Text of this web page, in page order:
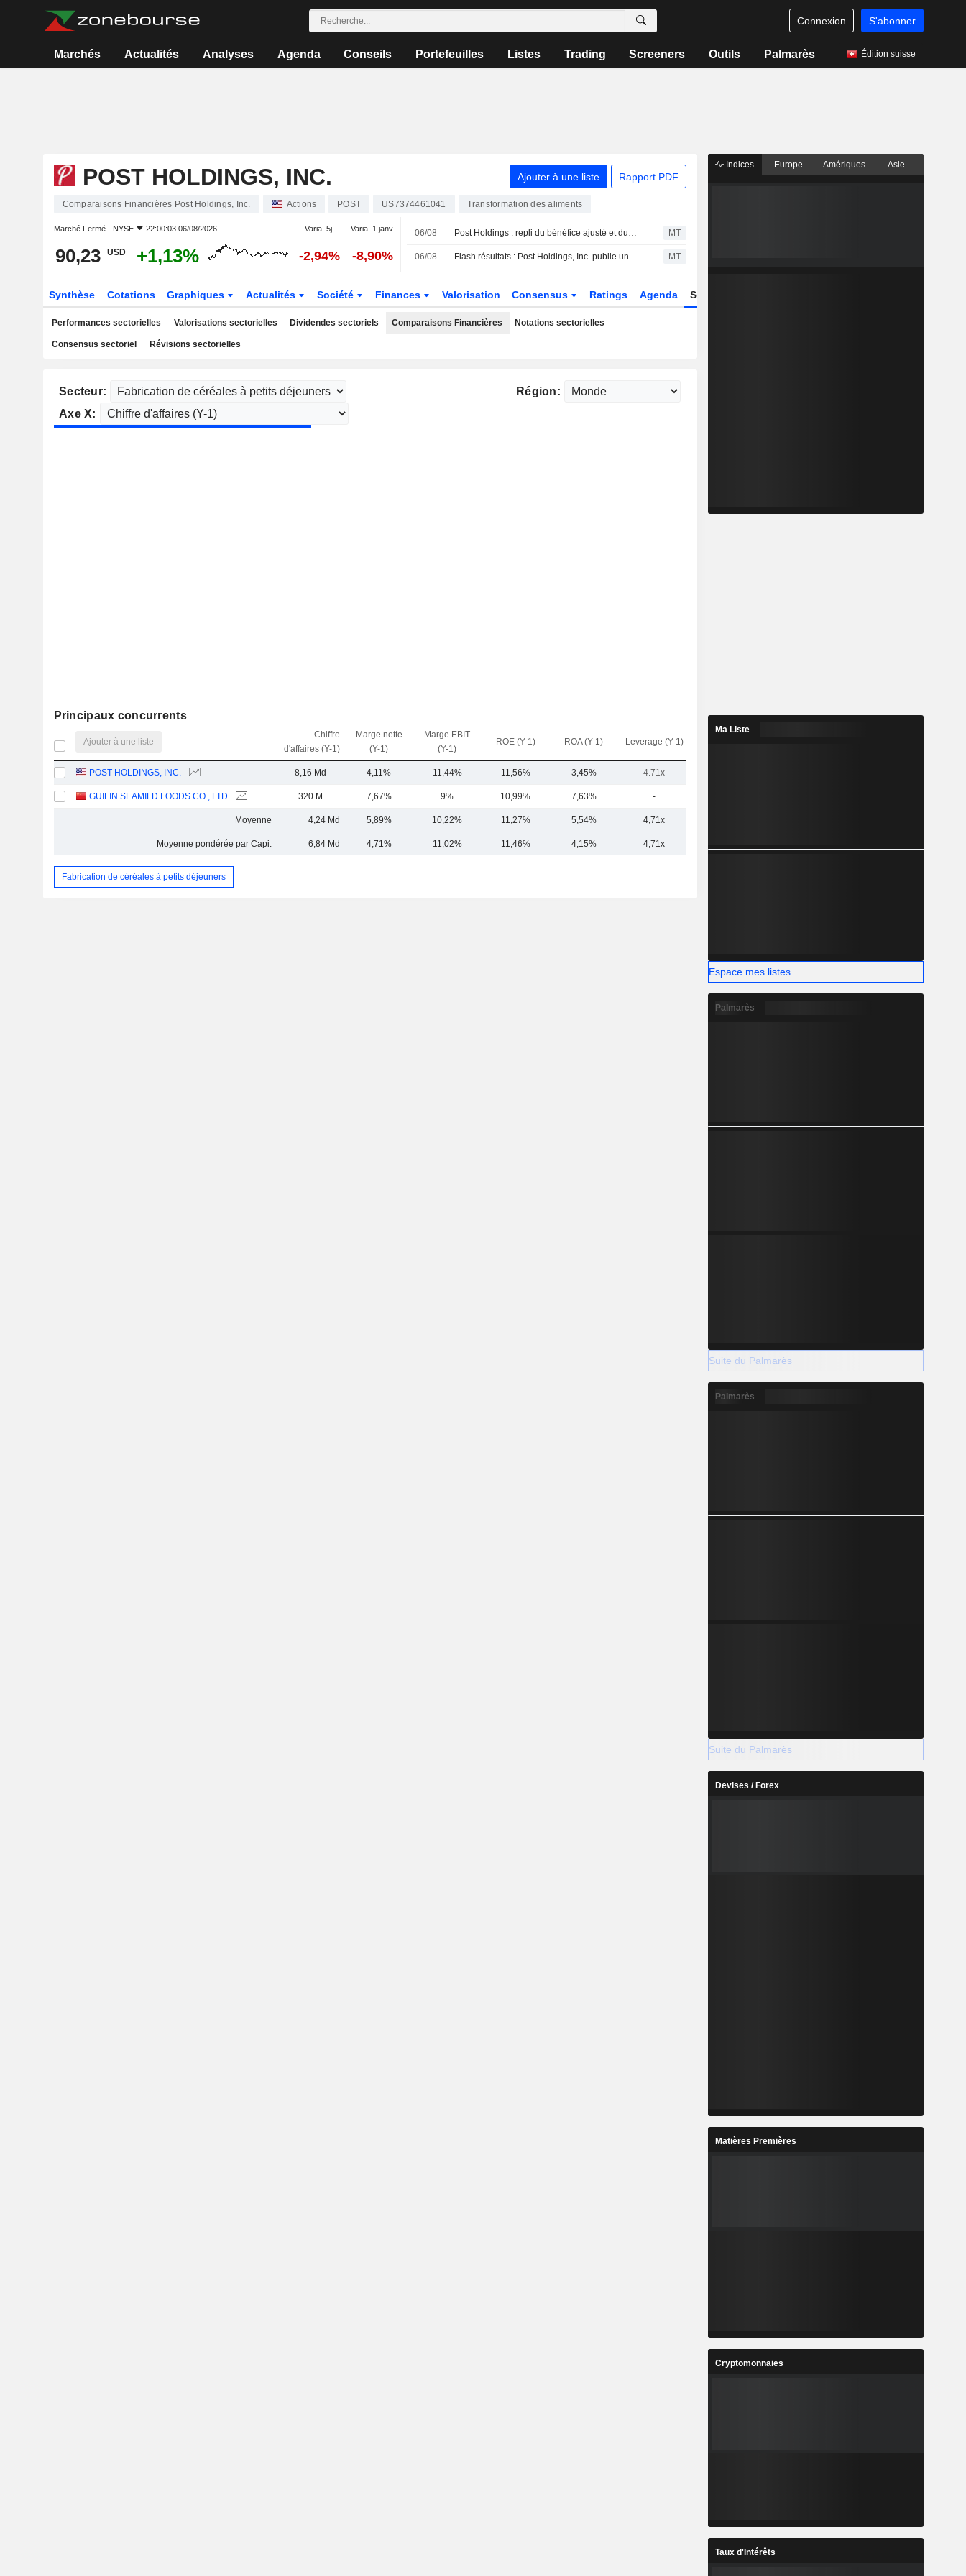
Connexion S'abonner
Marchés Actualités Analyses Agenda Conseils Portefeuilles Listes Trading Screeners Outils Palmarès Édition suisse
POST HOLDINGS, INC. Ajouter à une liste Rapport PDF
Comparaisons Financières Post Holdings, Inc. Actions POST US7374461041 Transformation des aliments
Marché Fermé - NYSE 22:00:03 06/08/2026 Varia. 5j. Varia. 1 janv.
90,23 USD +1,13% -2,94% -8,90%
06/08 Post Holdings : repli du bénéfice ajusté et du chiffre d'affaires au troisième trimestre MT
06/08 Flash résultats : Post Holdings, Inc. publie un chiffre d'affaires de 1,95 milliard de dollars au troisième trimestre, contre 2,02 milliards de dollars attendus par le consensus FactSet MT
Synthèse Cotations Graphiques Actualités Société Finances Valorisation Consensus Ratings Agenda Secteur
Performances sectorielles Valorisations sectorielles Dividendes sectoriels Comparaisons Financières Notations sectorielles
Consensus sectoriel Révisions sectorielles
Secteur:
Région:
Axe X:
Principaux concurrents
Ajouter à une liste
Chiffre
d'affaires (Y-1)
Marge nette
(Y-1)
Marge EBIT
(Y-1)
ROE (Y-1) ROA (Y-1) Leverage (Y-1)
POST HOLDINGS, INC. 8,16 Md 4,11% 11,44% 11,56% 3,45% 4.71x
GUILIN SEAMILD FOODS CO., LTD 320 M 7,67% 9% 10,99% 7,63% -
Moyenne 4,24 Md 5,89% 10,22% 11,27% 5,54% 4,71x
Moyenne pondérée par Capi. 6,84 Md 4,71% 11,02% 11,46% 4,15% 4,71x
Fabrication de céréales à petits déjeuners
Indices Europe Amériques Asie
Ma Liste
Espace mes listes
Palmarès
Suite du Palmarès
Palmarès
Suite du Palmarès
Devises / Forex
Matières Premières
Cryptomonnaies
Taux d'Intérêts